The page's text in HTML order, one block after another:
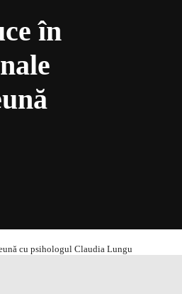
în